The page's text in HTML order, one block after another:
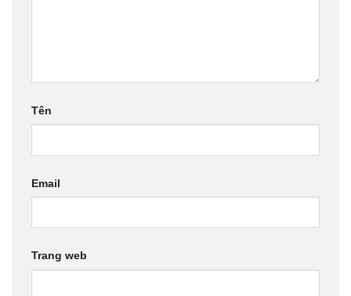
Tên
Email
Trang web